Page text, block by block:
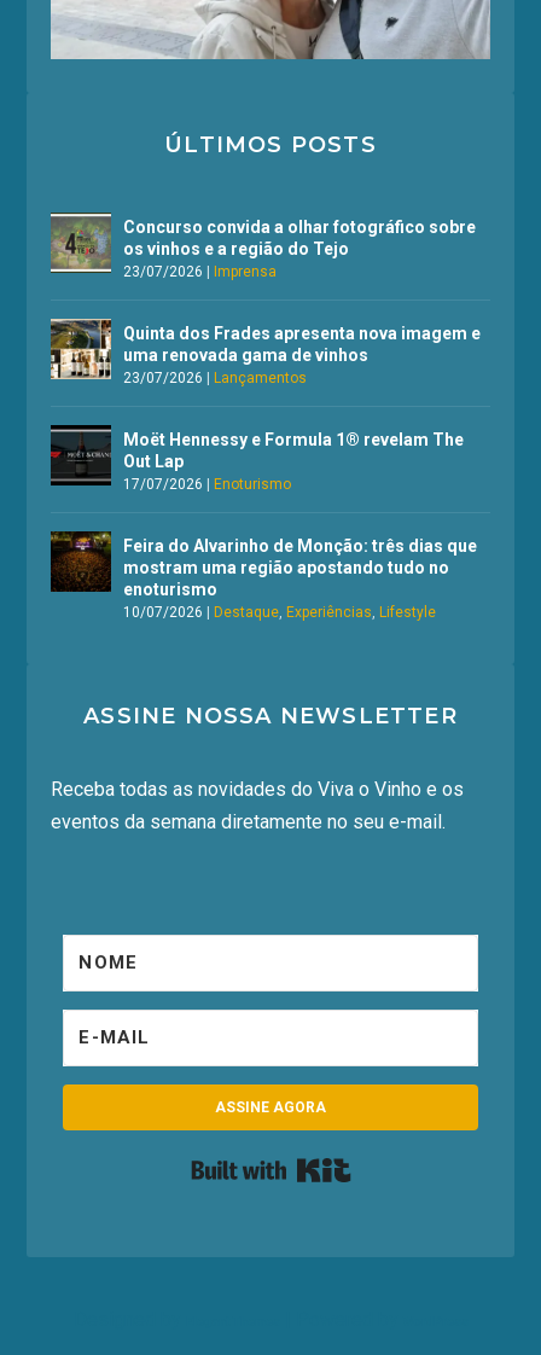
ÚLTIMOS POSTS
Concurso convida a olhar fotográfico sobre
os vinhos e a região do Tejo
23/07/2026 |Imprensa
Quinta dos Frades apresenta nova imagem e
uma renovada gama de vinhos
23/07/2026 |Lançamentos
Moët Hennessy e Formula 1® revelam The
Out Lap
17/07/2026 |Enoturismo
Feira do Alvarinho de Monção: três dias que
mostram uma região apostando tudo no
enoturismo
10/07/2026 |Destaque ,Experiências ,Lifestyle
ASSINE NOSSA NEWSLETTER
Receba todas as novidades do Viva o Vinho e os
eventos da semana diretamente no seu e-mail.
ASSINE AGORA